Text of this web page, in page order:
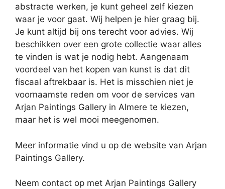
abstracte werken, je kunt geheel zelf kiezen
waar je voor gaat. Wij helpen je hier graag bij.
Je kunt altijd bij ons terecht voor advies. Wij
beschikken over een grote collectie waar alles
te vinden is wat je nodig hebt. Aangenaam
voordeel van het kopen van kunst is dat dit
fiscaal aftrekbaar is. Het is misschien niet je
voornaamste reden om voor de services van
Arjan Paintings Gallery in Almere te kiezen,
maar het is wel mooi meegenomen.
Meer informatie vind u op de website van Arjan
Paintings Gallery.
Neem contact op met Arjan Paintings Gallery